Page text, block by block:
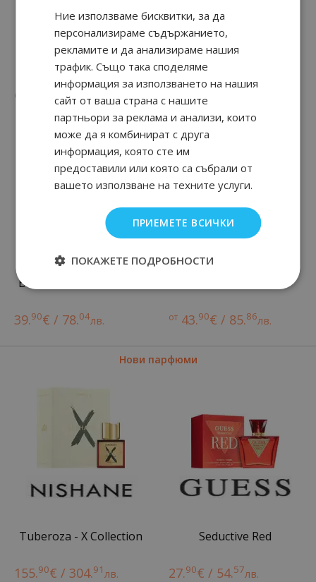
Guilty Pour Femme Eau
de Parfum
от € / 121. 07 лв. 49.
Bloom Profumo Di Fiori
39.90€ / 78.04лв. от 43.90€ / 85.86лв.
Нови парфюми
Tuberoza - X Collection
155.90€ / 304.91лв.
Seductive Red
27.90€ / 54.57лв.
Ние използваме бисквитки, за да
персонализираме съдържанието,
рекламите и да анализираме нашия
трафик. Също така споделяме
информация за използването на нашия
сайт от ваша страна с нашите
партньори за реклама и анализи, които
може да я комбинират с друга
информация, която сте им
предоставили или която са събрали от
вашето използване на техните услуги.
ПРИЕМЕТЕ ВСИЧКИ
ПОКАЖЕТЕ ПОДРОБНОСТИ